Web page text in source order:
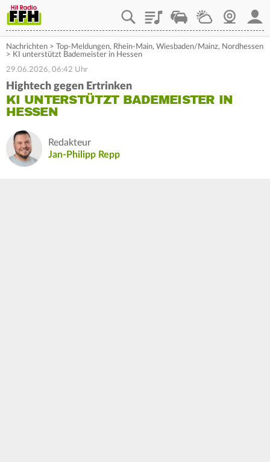
PlaylistStaupilotWetterWebcam
Nachrichten > Top-Meldungen, Rhein-Main, Wiesbaden/Mainz, Nordhessen
> KI unterstützt Bademeister in Hessen
29.06.2026, 06:42 Uhr
Hightech gegen Ertrinken
KI UNTERSTÜTZT BADEMEISTER IN
HESSEN
Redakteur
Jan-Philipp Repp